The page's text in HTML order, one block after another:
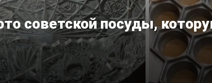
советской посуды,